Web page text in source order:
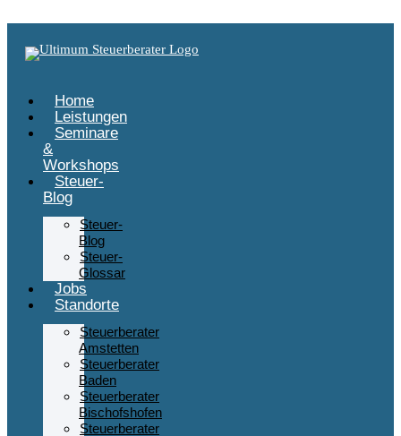
Home
Leistungen
Seminare
&
Workshops
Steuer-
Blog
Steuer-
Blog
Steuer-
Glossar
Jobs
Standorte
Steuerberater
Amstetten
Steuerberater
Baden
Steuerberater
Bischofshofen
Steuerberater